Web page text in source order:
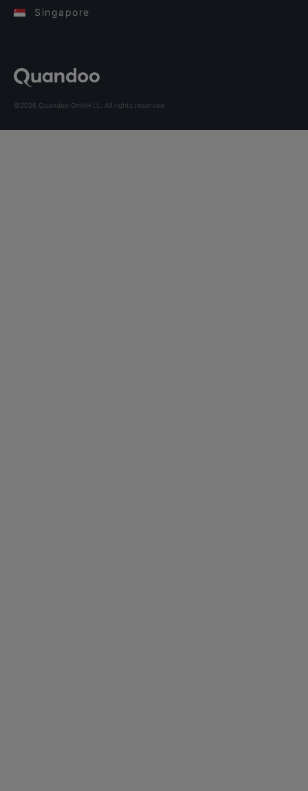
Singapore
©2026 Quandoo GmbH i.L. All rights reserved